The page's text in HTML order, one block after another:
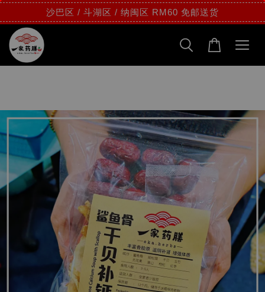
沙巴区 / 斗湖区 / 纳闽区 RM60 免邮送货